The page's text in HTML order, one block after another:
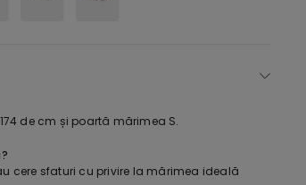
de cm și poartă mărimea S.
cere sfaturi cu privire la mărimea ideală